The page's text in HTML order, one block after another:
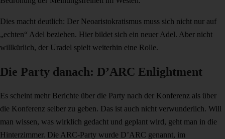
Dies macht deutlich: Der Neoaristokratismus muss sich nicht nur auf
„echten“ Adel beziehen. Hier bildet sich ein neuer Adel. Aber nicht
willkürlich, der Uradel spielt weiterhin eine Rolle.
Die Party danach: D’ARC Enlightment
Es scheint mehr Berichte über die Party nach der Konferenz als über
die Konferenz selber zu geben. Das ist auch nicht verwunderlich. Will
man wissen, was wirklich gedacht und geplant wird, geht man in die
Hinterzimmer. Die ARC-Party wurde D’ARC genannt, im